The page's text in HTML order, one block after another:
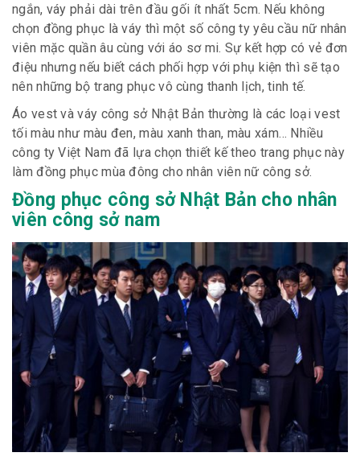
ngắn, váy phải dài trên đầu gối ít nhất 5cm. Nếu không
chọn đồng phục là váy thì một số công ty yêu cầu nữ nhân
viên mặc quần âu cùng với áo sơ mi. Sự kết hợp có vẻ đơn
điệu nhưng nếu biết cách phối hợp với phụ kiện thì sẽ tạo
nên những bộ trang phục vô cùng thanh lịch, tinh tế.
Áo vest và váy công sở Nhật Bản thường là các loại vest
tối màu như màu đen, màu xanh than, màu xám… Nhiều
công ty Việt Nam đã lựa chọn thiết kế theo trang phục này
làm đồng phục mùa đông cho nhân viên nữ công sở.
Đồng phục công sở Nhật Bản cho nhân
viên công sở nam